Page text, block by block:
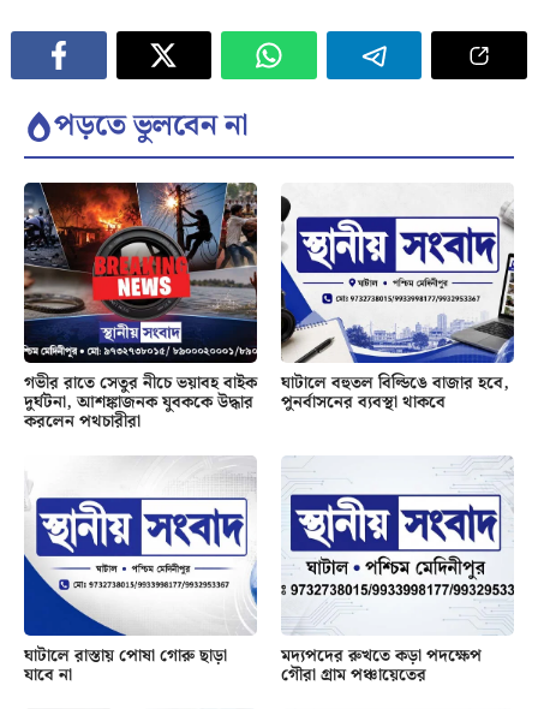
পড়তে ভুলবেন না
গভীর রাতে সেতুর নীচে ভয়াবহ বাইক
দুর্ঘটনা, আশঙ্কাজনক যুবককে উদ্ধার
করলেন পথচারীরা
ঘাটালে বহুতল বিল্ডিঙে বাজার হবে,
পুনর্বাসনের ব্যবস্থা থাকবে
ঘাটালে রাস্তায় পোষা গোরু ছাড়া
যাবে না
মদ্যপদের রুখতে কড়া পদক্ষেপ
গৌরা গ্রাম পঞ্চায়েতের